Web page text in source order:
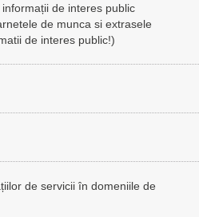
de interes public
de munca si extrasele
de interes public!)
de servicii în domeniile de